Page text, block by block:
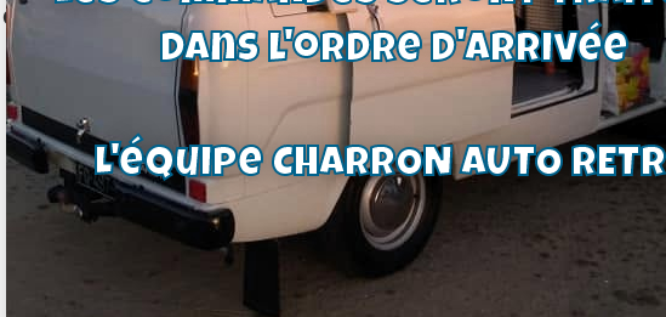
de vilebrequin |
Moteurs Kent,
Pinto, Essex,
diesel — voir
affectations
13,38€
alternateur
10X1250 | Ford
Transit diesel
01/78-12/85 -
Ford Osi –
Taunus P5 V6
15,20€
Voir le produit
dans l'ordre d'arrivée
L'équipe CHARRON AUTO